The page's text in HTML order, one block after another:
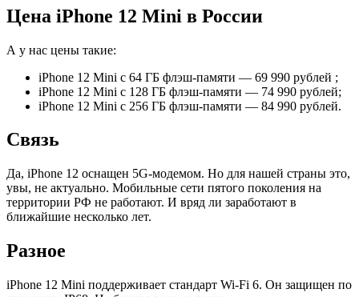
Цена iPhone 12 Mini в России
А у нас цены такие:
iPhone 12 Mini с 64 ГБ флэш-памяти — 69 990 рублей ;
iPhone 12 Mini с 128 ГБ флэш-памяти — 74 990 рублей;
iPhone 12 Mini с 256 ГБ флэш-памяти — 84 990 рублей.
Связь
Да, iPhone 12 оснащен 5G-модемом. Но для нашей страны это,
увы, не актуально. Мобильные сети пятого поколения на
территории РФ не работают. И вряд ли заработают в
ближайшие несколько лет.
Разное
iPhone 12 Mini поддерживает стандарт Wi-Fi 6. Он защищен по